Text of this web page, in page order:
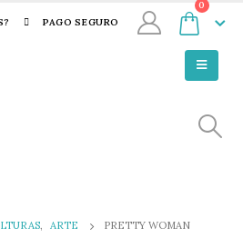
PAGO SEGURO
0
, ARTE PRETTY WOMAN